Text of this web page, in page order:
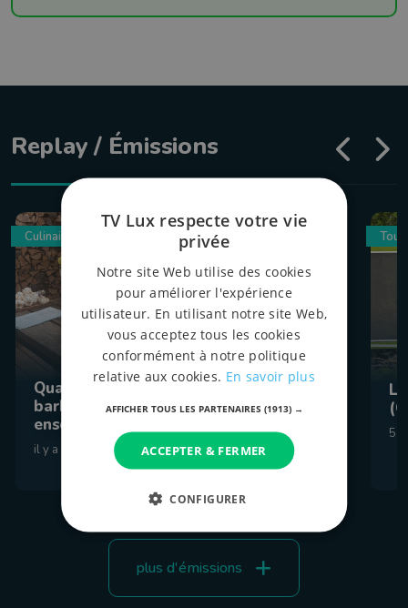
Replay / Émissions
Culinaire
Quand la Crète s’invite au
barbecue pour un apéro
ensoleillé
il y a 3 heures
5
plus d'émissions
TV Lux respecte votre vie
privée
Notre site Web utilise des cookies
pour améliorer l'expérience
utilisateur. En utilisant notre site Web,
vous acceptez tous les cookies
conformément à notre politique
relative aux cookies. En savoir plus
AFFICHER TOUS LES PARTENAIRES (1913) →
ACCEPTER & FERMER
CONFIGURER